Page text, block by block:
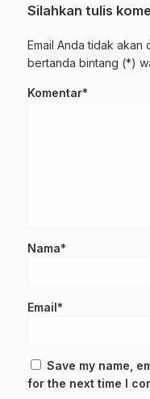
Silahkan tulis
Email Anda tidak akan
bertanda bintang (*)
Komentar*
Nama*
Email*
Save my name,
for the next time I